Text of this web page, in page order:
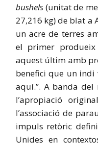
bushels (unitat de
27,216 kg) de blat a
un acre de terres
el primer produeix
aquest últim amb
benefici que un
aquí.”. A banda del
l’apropiació
l’associació de
impuls retòric
Unides en